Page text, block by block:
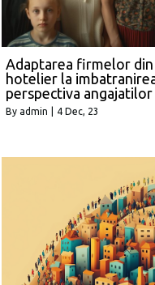
Adaptarea firmelor
hotelier la
perspectiva angajatilor
By admin 4 Dec, 23